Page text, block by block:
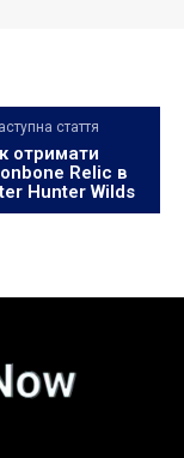
стаття
отримати
Relic в
Hunter Wilds